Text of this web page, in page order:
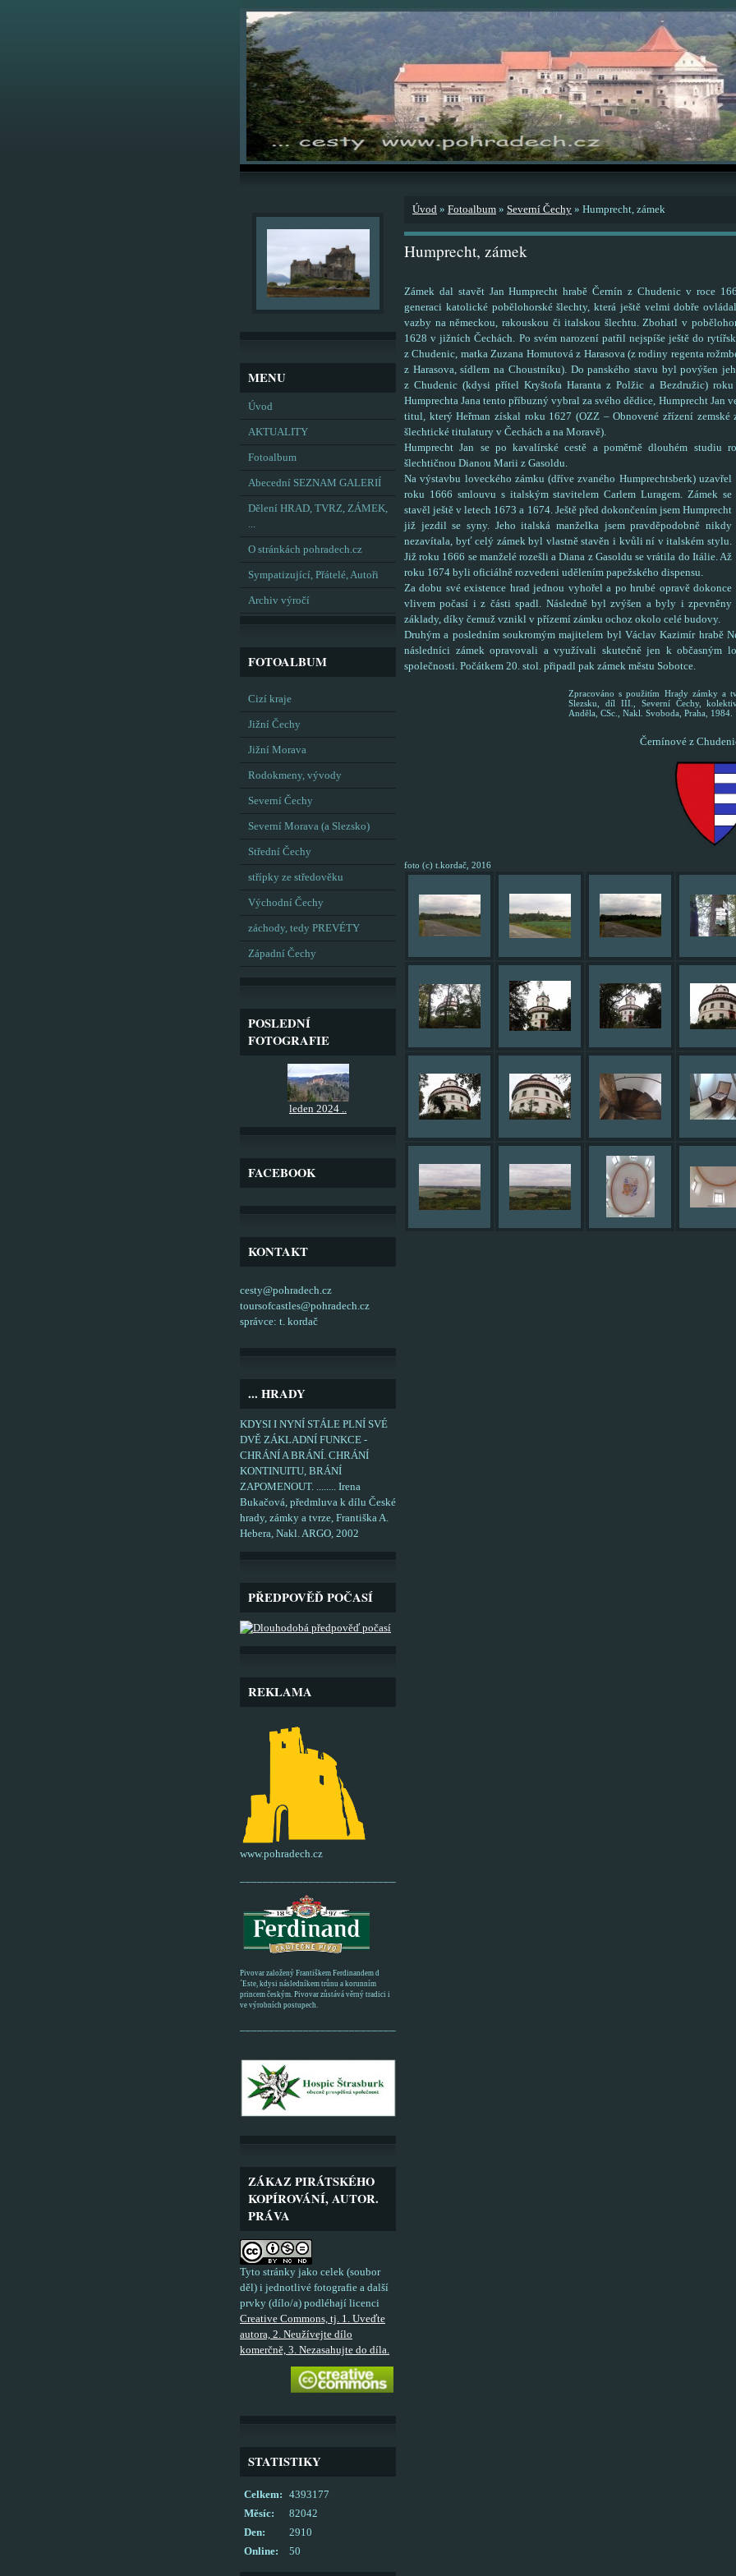
MENU
Úvod
AKTUALITY
Fotoalbum
Abecední SEZNAM GALERIÍ
Dělení HRAD, TVRZ, ZÁMEK,
...
O stránkách pohradech.cz
Sympatizující, Přátelé, Autoři
Archiv výročí
FOTOALBUM
Cizí kraje
Jižní Čechy
Jižní Morava
Rodokmeny, vývody
Severní Čechy
Severní Morava (a Slezsko)
Střední Čechy
střípky ze středověku
Východní Čechy
záchody, tedy PREVÉTY
Západní Čechy
POSLEDNÍ
FOTOGRAFIE
leden 2024 ..
FACEBOOK
KONTAKT
cesty@pohradech.cz
toursofcastles@pohradech.cz
správce: t. kordač
... HRADY
KDYSI I NYNÍ STÁLE PLNÍ SVÉ
DVĚ ZÁKLADNÍ FUNKCE -
CHRÁNÍ A BRÁNÍ. CHRÁNÍ
KONTINUITU, BRÁNÍ
ZAPOMENOUT. ........ Irena
Bukačová, předmluva k dílu České
hrady, zámky a tvrze, Františka A.
Hebera, Nakl. ARGO, 2002
PŘEDPOVĚĎ POČASÍ
REKLAMA
www.pohradech.cz
Pivovar založený Františkem Ferdinandem d
´Este, kdysi následníkem trůnu a korunním
princem českým. Pivovar zůstává věrný tradici i
ve výrobních postupech.
ZÁKAZ PIRÁTSKÉHO
KOPÍROVÁNÍ, AUTOR.
PRÁVA
Tyto stránky jako celek (soubor
děl) i jednotlivé fotografie a další
prvky (dílo/a) podléhají licenci
Creative Commons, tj. 1. Uveďte
autora, 2. Neužívejte dílo
komerčně, 3. Nezasahujte do díla.
STATISTIKY
Online: 50
Celkem:
4393177
Měsíc:
82042
Den:
2910
Úvod » Fotoalbum » Severní Čechy » Humprecht, zámek
Humprecht, zámek
Zámek dal stavět Jan Humprecht hrabě Černín z Chudenic v roce
generaci katolické pobělohorské šlechty, která ještě velmi dobře
vazby na německou, rakouskou či italskou šlechtu. Zbohatl v
1628 v jižních Čechách. Po svém narození patřil nejspíše ještě do
z Chudenic, matka Zuzana Homutová z Harasova (z rodiny regenta
z Harasova, sídlem na Choustníku). Do panského stavu byl povýšen
z Chudenic (kdysi přítel Kryštofa Haranta z Polžic a Bezdružic)
Humprechta Jana tento příbuzný vybral za svého dědice, Humprecht Jan
titul, který Heřman získal roku 1627 (OZZ – Obnovené zřízení
šlechtické titulatury v Čechách a na Moravě).
Humprecht Jan se po kavalírské cestě a poměrně dlouhém studiu
šlechtičnou Dianou Marii z Gasoldu.
Na výstavbu loveckého zámku (dříve zvaného Humprechtsberk) uzavřel
roku 1666 smlouvu s italským stavitelem Carlem Luragem. Zámek se
stavěl ještě v letech 1673 a 1674. Ještě před dokončením jsem Humprecht
již jezdil se syny. Jeho italská manželka jsem pravděpodobně nikdy
nezavítala, byť celý zámek byl vlastně stavěn i kvůli ní v italském stylu.
Již roku 1666 se manželé rozešli a Diana z Gasoldu se vrátila do Itálie. Až
roku 1674 byli oficiálně rozvedeni udělením papežského dispensu.
Za dobu své existence hrad jednou vyhořel a po hrubé opravě dokonce
vlivem počasí i z části spadl. Následně byl zvýšen a byly i zpevněny
základy, díky čemuž vznikl v přízemí zámku ochoz okolo celé budovy.
Druhým a posledním soukromým majitelem byl Václav Kazimír hrabě
následníci zámek opravovali a využívali skutečně jen k občasným
společnosti. Počátkem 20. stol. připadl pak zámek městu Sobotce.
Zpracováno s použitím Hrady zámky a
Slezsku, díl III., Severní Čechy,
Anděla, CSc., Nakl. Svoboda, Praha, 1984.
Černínové z
foto (c) t.kordač, 2016